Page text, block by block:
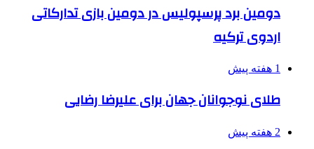
دومین برد پرسپولیس در دومین بازی تدارکاتی
اردوی ترکیه
1 هفته پیش
طلای نوجوانان جهان برای علیرضا رضایی
2 هفته پیش